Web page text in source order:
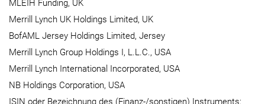
MLEIH Funding, UK
Merrill Lynch UK Holdings Limited, UK
BofAML Jersey Holdings Limited, Jersey
Merrill Lynch Group Holdings I, L.L.C., USA
Merrill Lynch International Incorporated, USA
NB Holdings Corporation, USA
ISIN oder Bezeichnung des (Finanz-/sonstigen) Instruments: